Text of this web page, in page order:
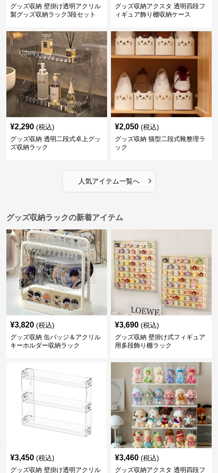
グッズ収納 壁掛け透明アクリル
製グッズ収納ラック3段セット
グッズ収納アクスタ 透明四段フ
ィギュア飾り棚収納ケース
¥2,290 (税込)
グッズ収納 透明二段式卓上グッ
ズ収納ラック
¥2,050 (税込)
グッズ収納 猫型二段式靴整理ラ
ック
人気アイテム一覧へ ›
グッズ収納ラックの新着アイテム
¥3,820 (税込)
グッズ収納 缶バッジ＆アクリル
キーホルダー収納ラック
¥3,690 (税込)
グッズ収納 壁掛け式フィギュア
用多段飾り棚ラック
¥3,450 (税込)
グッズ収納 壁掛け透明アクリル
¥3,460 (税込)
グッズ収納アクスタ 透明四段フ